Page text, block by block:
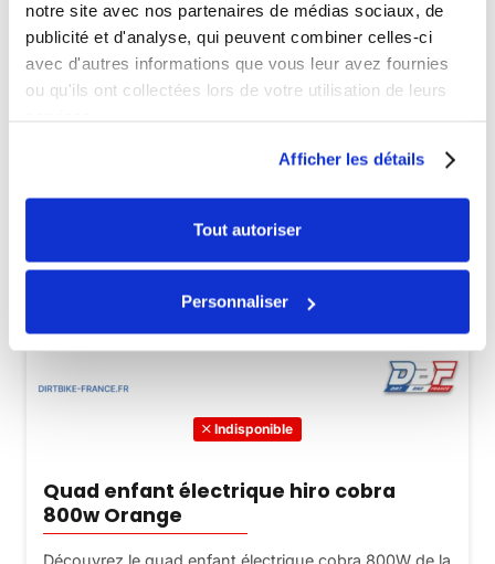
notre site avec nos partenaires de médias sociaux, de
publicité et d'analyse, qui peuvent combiner celles-ci
avec d'autres informations que vous leur avez fournies
ou qu'ils ont collectées lors de votre utilisation de leurs
Afficher les détails
Tout autoriser
Personnaliser
Indisponible
Quad enfant électrique hiro cobra
800w Orange